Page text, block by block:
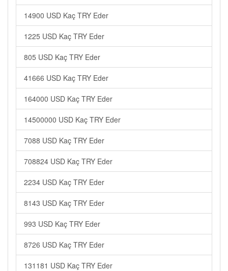
14900 USD Kaç TRY Eder
1225 USD Kaç TRY Eder
805 USD Kaç TRY Eder
41666 USD Kaç TRY Eder
164000 USD Kaç TRY Eder
14500000 USD Kaç TRY Eder
7088 USD Kaç TRY Eder
708824 USD Kaç TRY Eder
2234 USD Kaç TRY Eder
8143 USD Kaç TRY Eder
993 USD Kaç TRY Eder
8726 USD Kaç TRY Eder
131181 USD Kaç TRY Eder